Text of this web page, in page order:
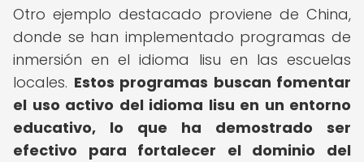
Otro ejemplo destacado proviene de China,
donde se han implementado programas de
inmersión en el idioma lisu en las escuelas
locales. Estos programas buscan fomentar
el uso activo del idioma lisu en un entorno
educativo, lo que ha demostrado ser
efectivo para fortalecer el dominio del